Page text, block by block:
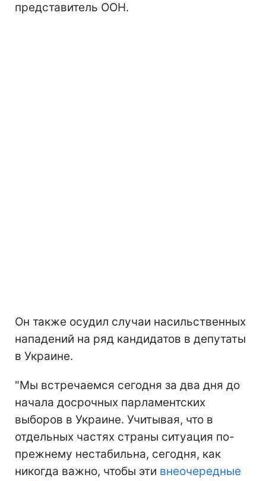
представитель ООН.
Он также осудил случаи насильственных
нападений на ряд кандидатов в депутаты
в Украине.
"Мы встречаемся сегодня за два дня до
начала досрочных парламентских
выборов в Украине. Учитывая, что в
отдельных частях страны ситуация по-
прежнему нестабильна, сегодня, как
никогда важно, чтобы эти внеочередные